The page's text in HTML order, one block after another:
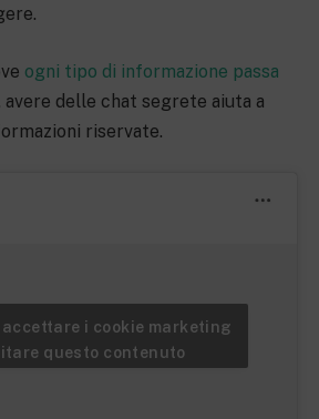
ogni tipo di informazione passa
, avere delle chat segrete aiuta a
riservate.
accettare i cookie marketing
questo contenuto